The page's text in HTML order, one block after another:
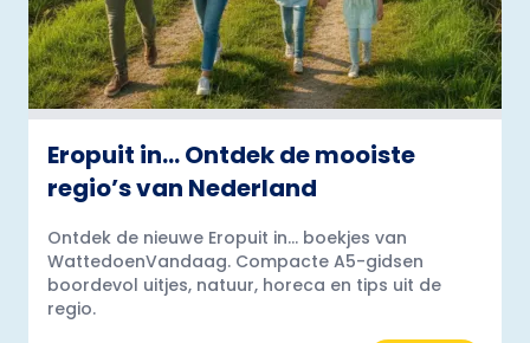
Eropuit in… Ontdek de mooiste
regio’s van Nederland
Ontdek de nieuwe Eropuit in... boekjes van
WattedoenVandaag. Compacte A5-gidsen
boordevol uitjes, natuur, horeca en tips uit de
regio.